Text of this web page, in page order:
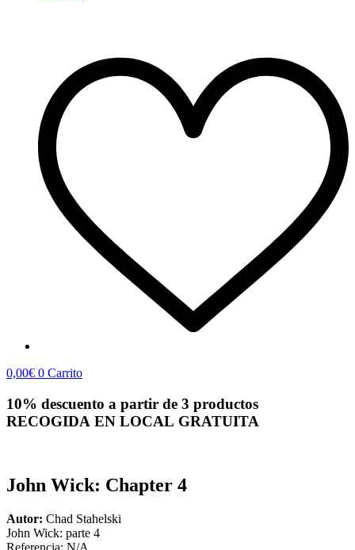
0,00€ 0 Carrito
10% descuento a partir de 3 productos
RECOGIDA EN LOCAL GRATUITA
John Wick: Chapter 4
Autor: Chad Stahelski
John Wick: parte 4